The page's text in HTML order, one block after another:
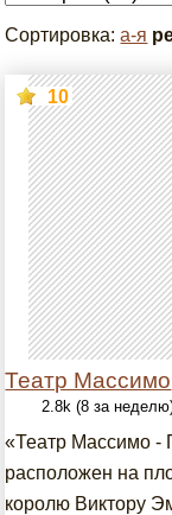
Сортировка:а-я
Театр Массимо
10
2.8k (8 за
«Театр Массимо -
расположен на
королю Виктору